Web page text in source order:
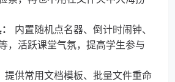
内置随机点名器、倒计时闹钟、
，活跃课堂气氛，提高学生参与
提供常用文档模板、批量文件重命